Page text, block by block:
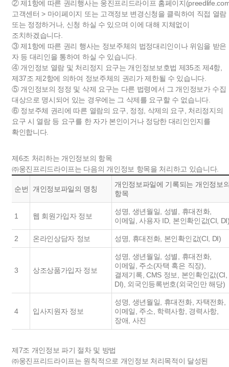
② 제1항에 따른 권리행사는 웅진프리드라이프 홈페이지
고객센터 > 마이페이지 또는 고객정보 변경신청을 클릭하여 직접 열람
또는 정정하거나, 신청 하실 수 있으며 이에 대해 지체없이
조치하겠습니다.
③ 제1항에 따른 권리 행사는 정보주체의 법정대리인이나 위임을 받은
자 등 대리인을 통하여 하실 수 있습니다.
④ 개인정보 열람 및 처리정지 요구는 개인정보보호법 제35조 제4항,
제37조 제2항에 의하여 정보주체의 권리가 제한될 수 있습니다.
⑤ 개인정보의 정정 및 삭제 요구는 다른 법령에서 그 개인정보가 수집
대상으로 명시되어 있는 경우에는 그 삭제를 요구할 수 없습니다.
⑥ 정보주체 권리에 따른 열람의 요구, 정정, 삭제의 요구, 처리정지의
요구 시 열람 등 요구를 한 자가 본인이거나 정당한 대리인인지를
확인합니다.
제6조 처리하는 개인정보의 항목
㈜웅진프리드라이프는 다음의 개인정보 항목을 처리하고 있습니다.
순번 개인정보파일의 명칭
개인정보파일에 기록되는 개인정보
항목
1 웹 회원가입자 정보
성명, 생년월일, 성별, 휴대전화,
이메일, 사용자 ID, 본인확인값(CI,
2 온라인상담자 정보 성명, 휴대전화, 본인확인값(CI, DI)
3 상조상품가입자 정보
성명, 생년월일, 성별, 휴대전화,
이메일, 주소(자택 혹은 직장),
결제기록, CMS 정보, 본인확인값(CI,
DI), 외국인등록번호(외국인만 해당)
4 입사지원자 정보
성명, 생년월일, 휴대전화, 자택전화,
이메일, 주소, 학력사항, 경력사항,
장애, 사진
제7조 개인정보 파기 절차 및 방법
㈜웅진프리드라이프는 원칙적으로 개인정보 처리목적이 달성된